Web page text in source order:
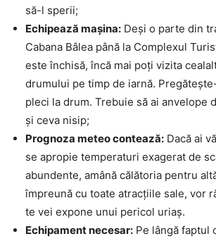
să-l sperii;
Echipează mașina: Deși o parte din
Cabana Bâlea până la Complexul
este închisă, încă mai poți vizita
drumului pe timp de iarnă.
pleci la drum. Trebuie să ai anvelope
și ceva nisip;
Prognoza meteo contează: Dacă ai
se apropie temperaturi exagerat de
abundente, amână călătoria pentru
împreună cu toate atracțiile sale, vor
te vei expone unui pericol uriaș.
Echipament necesar: Pe lângă faptul